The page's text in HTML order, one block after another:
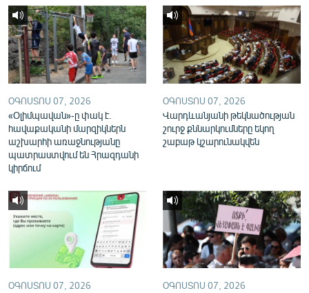
English
Русский
ՀԵՏԵՎԵՔ ՄԵԶ
«Ազատության» բոլոր կայքերը
ՕԳՈՍՏՈՍ 07, 2026
«Օլիմպավան»-ը փակ է.
հավաքականի մարզիկներն
աշխարհի առաջնությանը
պատրաստվում են Հրազդանի
կիրճում
ՕԳՈՍՏՈՍ 07, 2026
Վարդևանյանի թեկնածության
շուրջ քննարկումները եկող
շաբաթ կշարունակվեն
ՕԳՈՍՏՈՍ 07, 2026 ՕԳՈՍՏՈՍ 07, 2026